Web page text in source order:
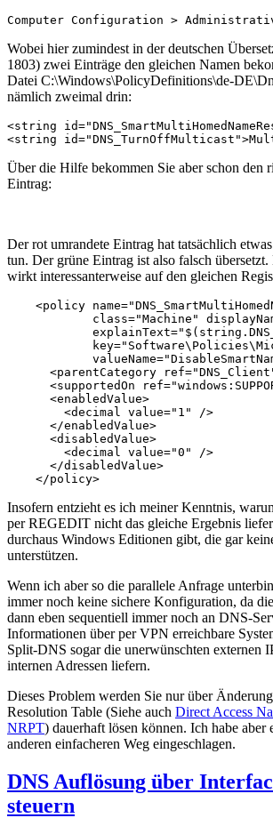
Computer Configuration >
Wobei hier zumindest in der deutschen
1803) zwei Einträge den gleichen Namen
Datei C:\Windows\PolicyDefinitions\de-
nämlich zweimal drin:
<string
<string
Über die Hilfe bekommen Sie aber schon den
Eintrag:
Der rot umrandete Eintrag hat tatsächlich
tun. Der grüne Eintrag ist also falsch
wirkt interessanterweise auf den gleichen
<policy
class="Machine"
<parentCategory
<supportedOn
      <enabledValue>
        <decimal value="1" />
      </enabledValue>
      <disabledValue>
        <decimal value="0" />
      </disabledValue>
    </policy>
Insofern entzieht es ich meiner Kenntnis,
per REGEDIT nicht das gleiche Ergebnis
durchaus Windows Editionen gibt, die gar
unterstützen.
Wenn ich aber so die parallele Anfrage
immer noch keine sichere Konfiguration, da
dann eben sequentiell immer noch an DNS-
Informationen über per VPN erreichbare
Split-DNS sogar die unerwünschten externen
internen Adressen liefern.
Dieses Problem werden Sie nur über
Resolution Table (Siehe auch Direct Access
NRPT) dauerhaft lösen können. Ich habe aber
anderen einfacheren Weg eingeschlagen.
DNS Auflösung über
steuern